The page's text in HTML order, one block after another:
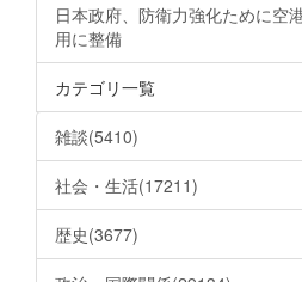
日本政府、防衛力強化ために空
用に整備
カテゴリ一覧
雑談(5410)
社会・生活(17211)
歴史(3677)